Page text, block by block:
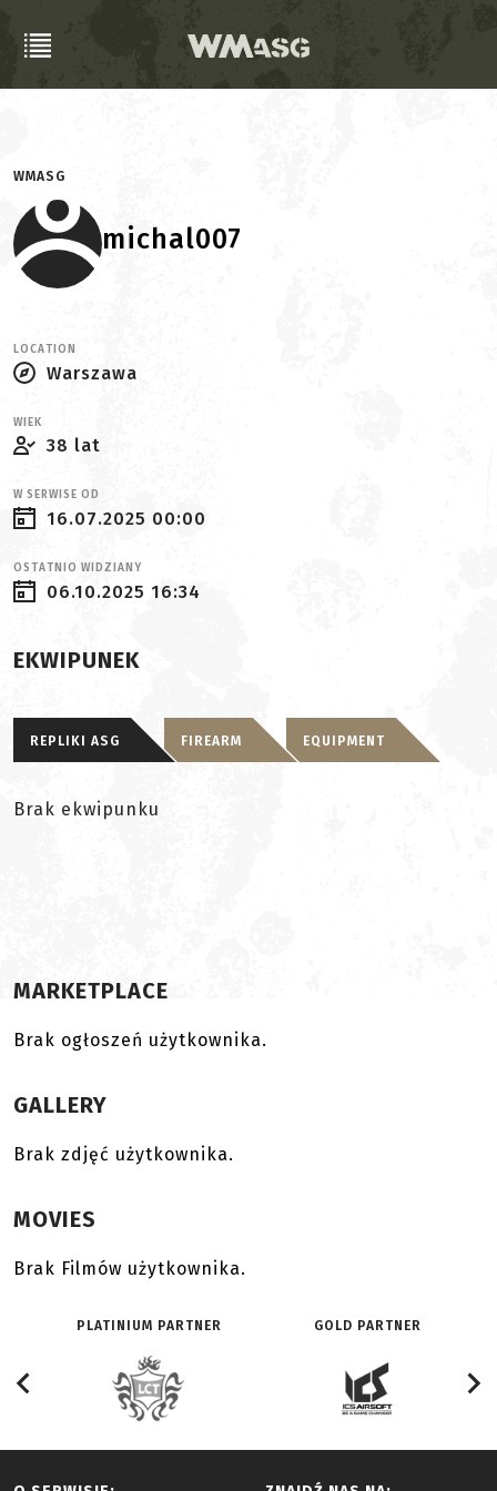
WMASG
michal007
LOCATION
Warszawa
WIEK
38 lat
W SERWISE OD
16.07.2025 00:00
OSTATNIO WIDZIANY
06.10.2025 16:34
EKWIPUNEK
REPLIKI ASG FIREARM EQUIPMENT
Brak ekwipunku
MARKETPLACE
Brak ogłoszeń użytkownika.
GALLERY
Brak zdjęć użytkownika.
MOVIES
Brak Filmów użytkownika.
PLATINIUM PARTNER GOLD PARTNER